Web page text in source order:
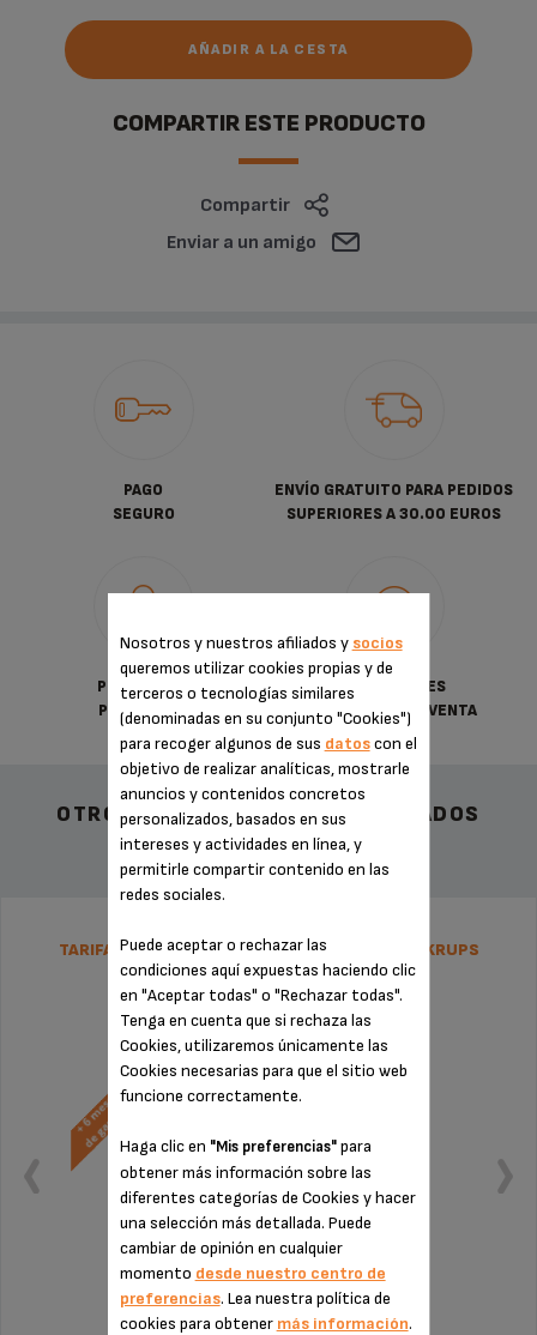
AÑADIR A LA CESTA
COMPARTIR ESTE PRODUCTO
Compartir
Enviar a un amigo
PAGO
SEGURO
ENVÍO GRATUITO PARA PEDIDOS
SUPERIORES A 30.00 EUROS
POLÍTICA DE
PRIVACIDAD
CONDICIONES
GENERALES DE VENTA
OTROS ACCESORIOS RECOMENDADOS
TARIFA PLANA DE REPARACIÓN DOLCE GUSTO KRUPS
Sin factura ni sorpresas
Nosotros y nuestros afiliados y socios
queremos utilizar cookies propias y de
terceros o tecnologías similares
(denominadas en su conjunto "Cookies")
para recoger algunos de sus datoscon el
objetivo de realizar analíticas, mostrarle
anuncios y contenidos concretos
personalizados, basados en sus
intereses y actividades en línea, y
permitirle compartir contenido en las
redes sociales.
Puede aceptar o rechazar las
condiciones aquí expuestas haciendo clic
en "Aceptar todas" o "Rechazar todas".
Tenga en cuenta que si rechaza las
Cookies, utilizaremos únicamente las
Cookies necesarias para que el sitio web
funcione correctamente.
Haga clic en "Mis preferencias"para
obtener más información sobre las
diferentes categorías de Cookies y hacer
una selección más detallada. Puede
cambiar de opinión en cualquier
momento desde nuestro centro de
preferencias. Lea nuestra política de
cookies para obtener más información.